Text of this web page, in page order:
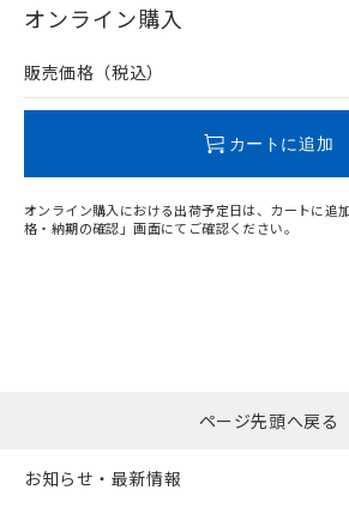
在庫等で未対応品が混在する可能性が
問い合わせください。
オンライン購入
販売価格（税込）
カートに追加
オンライン購入における出荷予定日は、カートに追
格・納期の確認」画面にてご確認ください。
ページ先頭へ戻る
お知らせ・最新情報